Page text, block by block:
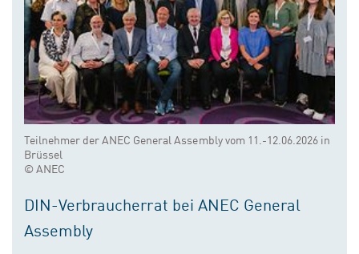
Teilnehmer der ANEC General Assembly vom 11.-12.06.2026 in
Brüssel
© ANEC
DIN-Verbraucherrat bei ANEC General
Assembly